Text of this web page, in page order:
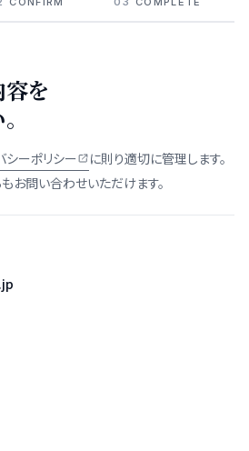
を
シーポリシー
に則り適切に管理します。
お問い合わせいただけます。